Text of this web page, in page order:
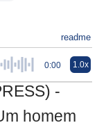
readme
0:00 1.0x
-
homem